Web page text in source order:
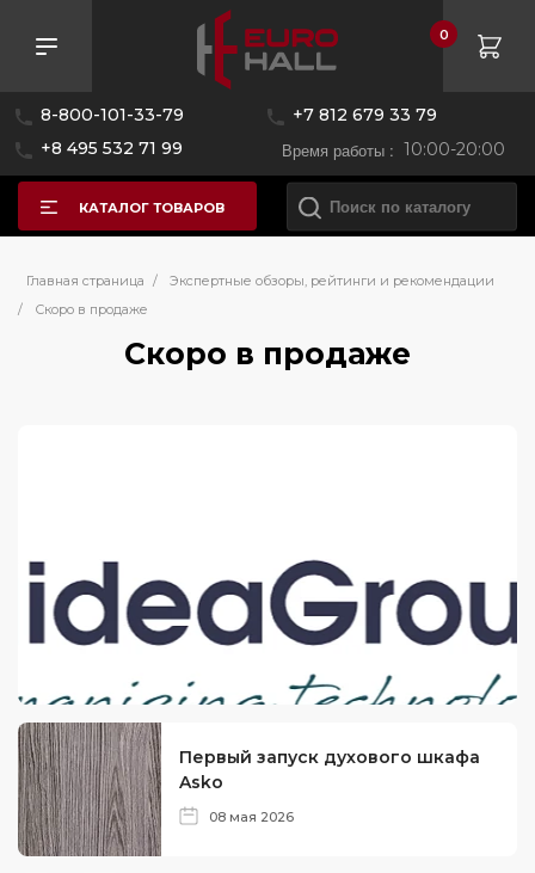
8-800-101-33-79
+7 812 679 33 79
+8 495 532 71 99
Время работы : 10:00-20:00
0
КАТАЛОГ ТОВАРОВ
Главная страница /
Экспертные обзоры, рейтинги и рекомендации
/
Скоро в продаже
Скоро в продаже
Первый запуск духового шкафа
Asko
08 мая 2026